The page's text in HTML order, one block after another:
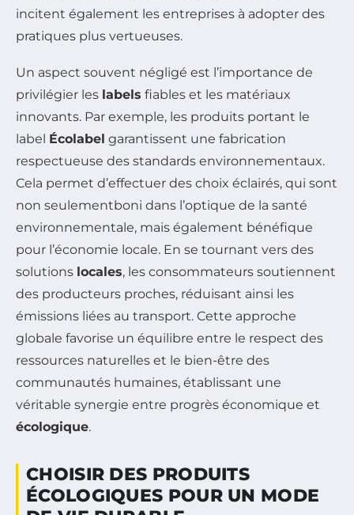
incitent également les entreprises à adopter des
pratiques plus vertueuses.
Un aspect souvent négligé est l’importance de
privilégier les labels fiables et les matériaux
innovants. Par exemple, les produits portant le
label Écolabel garantissent une fabrication
respectueuse des standards environnementaux.
Cela permet d’effectuer des choix éclairés, qui sont
non seulementboni dans l’optique de la santé
environnementale, mais également bénéfique
pour l’économie locale. En se tournant vers des
solutions locales, les consommateurs soutiennent
des producteurs proches, réduisant ainsi les
émissions liées au transport. Cette approche
globale favorise un équilibre entre le respect des
ressources naturelles et le bien-être des
communautés humaines, établissant une
véritable synergie entre progrès économique et
écologique.
CHOISIR DES PRODUITS
ÉCOLOGIQUES POUR UN MODE